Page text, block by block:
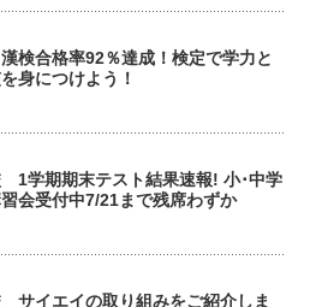
検合格率92％達成！検定で学力と
身につけよう！
1学期期末テスト結果速報! 小･中学
会受付中7/21まで残席わずか
サイエイの取り組みをご紹介しま